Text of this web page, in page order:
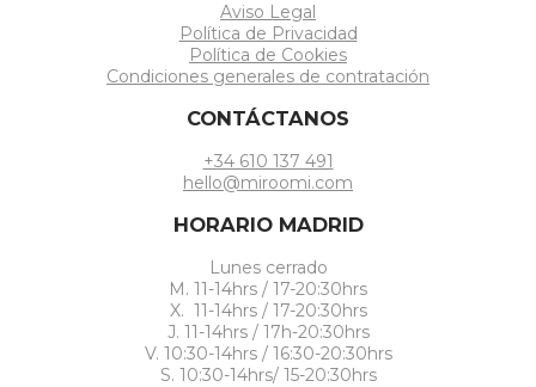
Aviso Legal
Política de Privacidad
Política de Cookies
Condiciones generales de contratación
CONTÁCTANOS
+34 610 137 491
hello@miroomi.com
HORARIO MADRID
Lunes cerrado
M. 11-14hrs / 17-20:30hrs
X. 11-14hrs / 17-20:30hrs
J. 11-14hrs / 17h-20:30hrs
V. 10:30-14hrs / 16:30-20:30hrs
S. 10:30-14hrs/ 15-20:30hrs